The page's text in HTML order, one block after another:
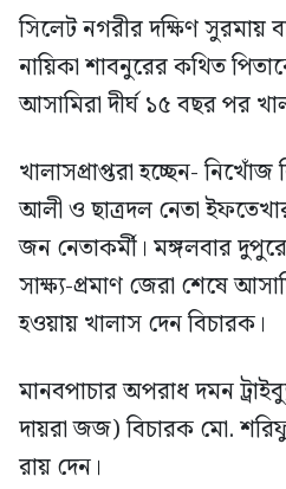
সিলেট নগরীর দক্ষিণ সুরমায়
নায়িকা শাবনুরের কথিত
আসামিরা দীর্ঘ ১৫ বছর পর
খালাসপ্রাপ্তরা হচ্ছেন-
আলী ও ছাত্রদল নেতা
জন নেতাকর্মী। মঙ্গলবার
সাক্ষ্য-প্রমাণ জেরা শেষে
হওয়ায় খালাস দেন বিচারক।
মানবপাচার অপরাধ দমন
দায়রা জজ) বিচারক মো.
রায় দেন।